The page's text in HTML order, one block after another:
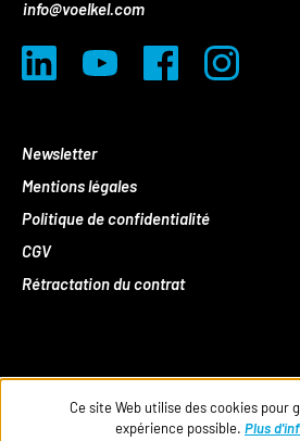
info@voelkel.com
Newsletter
Mentions légales
Politique de confidentialité
CGV
Rétractation du contrat
Ce site Web utilise des cookies pour
expérience possible. Plus